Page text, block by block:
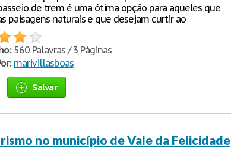
de trem é uma ótima opção para aqueles que
paisagens naturais e que desejam curtir ao
560 Palavras / 3 Páginas
marivillasboas
Salvar
no município de Vale da Felicidade